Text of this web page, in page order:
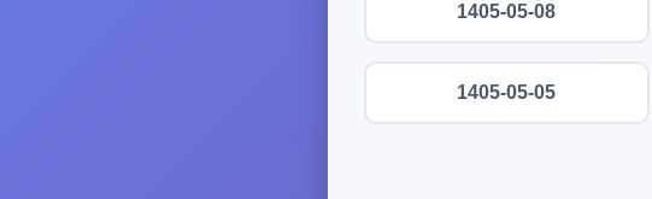
1405-05-08
1405-05-05